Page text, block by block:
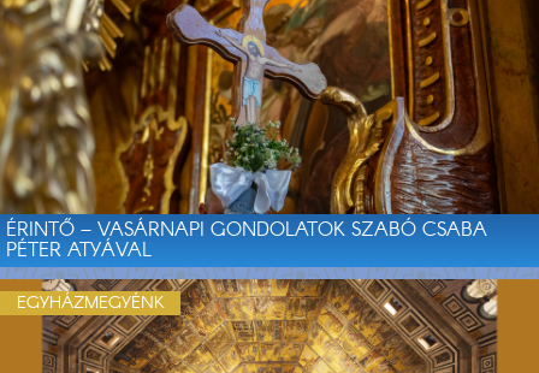
ÉRINTŐ – VASÁRNAPI GONDOLATOK SZABÓ CSABA
PÉTER ATYÁVAL
EGYHÁZMEGYÉNK